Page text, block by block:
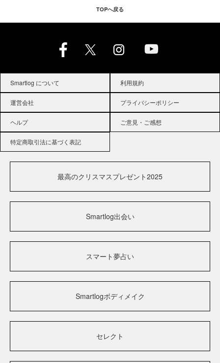
TOPへ戻る
Smartlog について 利用規約
運営会社 プライバシーポリシー
ヘルプ ご意見・ご感想
特定商取引法に基づく表記
最高のクリスマスプレゼント2025
Smartlog出会い
スマート夢占い
Smartlogボディメイク
セレクト